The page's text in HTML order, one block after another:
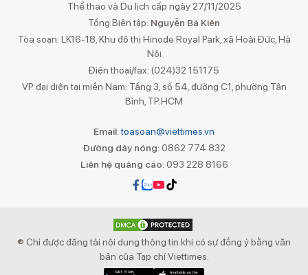
Thể thao và Du lịch cấp ngày 27/11/2025
Tổng Biên tập: Nguyễn Bá Kiên
Tòa soạn: LK16-18, Khu đô thị Hinode Royal Park, xã Hoài Đức, Hà
Nội
Điện thoại/fax: (024)32 151175
VP đại diện tại miền Nam: Tầng 3, số 54, đường C1, phường Tân
Bình, TP.HCM
Email:toasoan@viettimes.vn
Đường dây nóng: 0862 774 832
Liên hệ quảng cáo:093 228 8166
® Chỉ được đăng tải nội dung thông tin khi có sự đồng ý bằng văn
bản của Tạp chí Viettimes.